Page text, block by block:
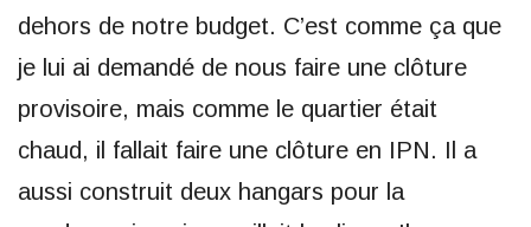
dehors de notre budget. C’est comme ça que
je lui ai demandé de nous faire une clôture
provisoire, mais comme le quartier était
chaud, il fallait faire une clôture en IPN. Il a
aussi construit deux hangars pour la